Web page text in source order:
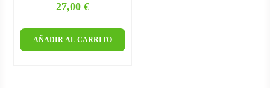
27,00 €
AÑADIR AL CARRITO